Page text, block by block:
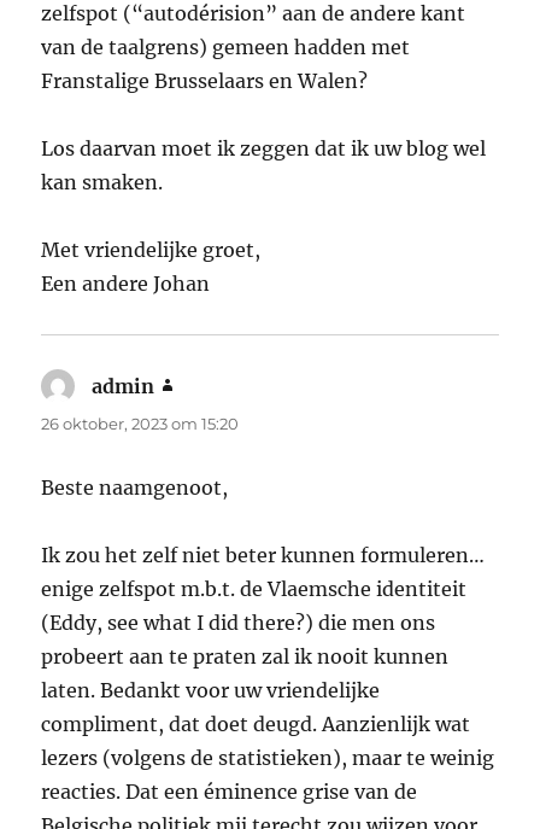
zelfspot (“autodérision” aan de andere kant
van de taalgrens) gemeen hadden met
Franstalige Brusselaars en Walen?
Los daarvan moet ik zeggen dat ik uw blog wel
kan smaken.
Met vriendelijke groet,
Een andere Johan
admin
26 oktober, 2023 om 15:20
Beste naamgenoot,
Ik zou het zelf niet beter kunnen formuleren…
enige zelfspot m.b.t. de Vlaemsche identiteit
(Eddy, see what I did there?) die men ons
probeert aan te praten zal ik nooit kunnen
laten. Bedankt voor uw vriendelijke
compliment, dat doet deugd. Aanzienlijk wat
lezers (volgens de statistieken), maar te weinig
reacties. Dat een éminence grise van de